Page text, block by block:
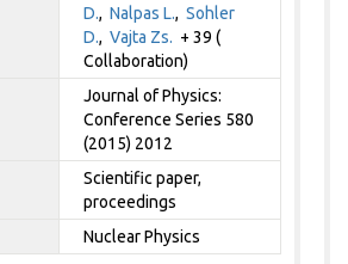
D.,Nalpas L.,Sohler
D.,Vajta Zs. + 39 (
Collaboration)
Journal of Physics:
Conference Series 580
(2015) 2012
Scientific paper,
proceedings
Nuclear Physics